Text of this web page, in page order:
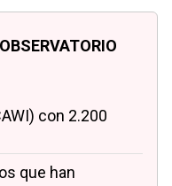
con 2.200
que han